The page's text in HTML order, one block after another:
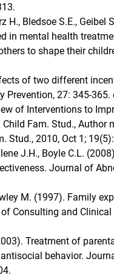
H., Bledsoe S.E.,
in mental health
to shape their
of two different
Prevention, 27: 345-
of Interventions to
Fam. Stud.,
Stud., 2010, Oct 1;
J.H., Boyle C.L.
Journal of
M. (1997). Family
Consulting and
Treatment of
behavior.